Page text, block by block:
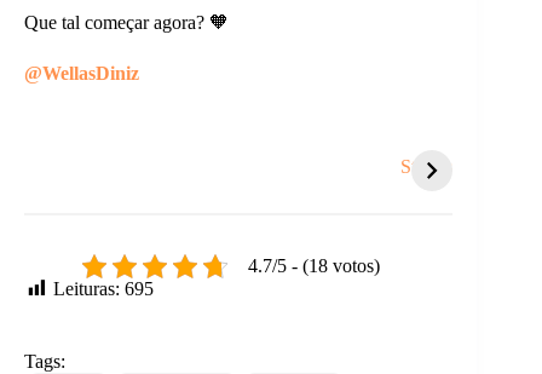
Que tal começar agora? 🧡
@WellasDiniz
Stories
4.7/5 - (18 votos)
Leituras: 695
Tags: